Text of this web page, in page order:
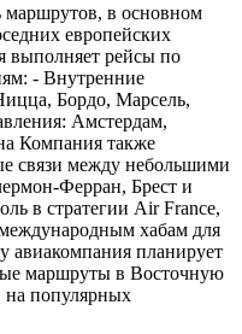
в основном
европейских
выполняет рейсы по
- Внутренние
Бордо, Марсель,
Амстердам,
Компания также
связи между небольшими
Ферран, Брест и
в стратегии Air France,
хабам для
авиакомпания планирует
маршруты в Восточную
на популярных